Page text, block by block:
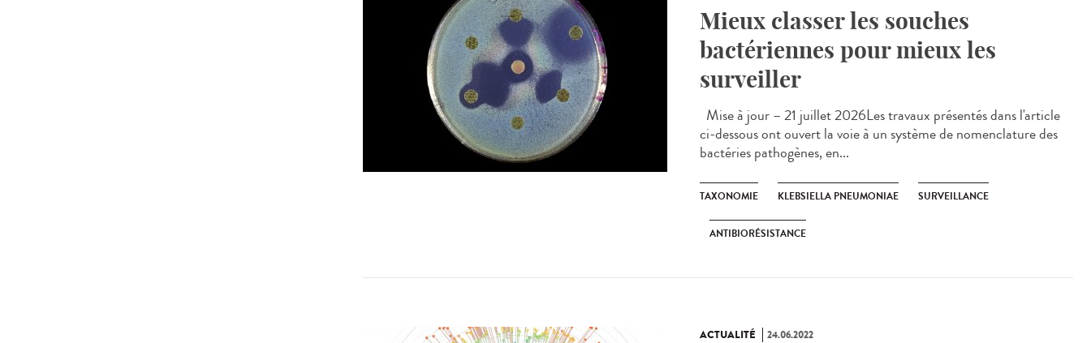
Mieux classer les souches
bactériennes pour mieux les
surveiller
Mise à jour – 21 juillet 2026Les travaux présentés dans l'article
ci-dessous ont ouvert la voie à un système de nomenclature des
bactéries pathogènes, en...
TAXONOMIE KLEBSIELLA PNEUMONIAE SURVEILLANCE
ANTIBIORÉSISTANCE
ACTUALITÉ 24.06.2022